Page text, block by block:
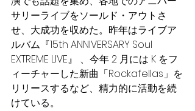
サリーライブをソールド・アウトさ
せ、⼤成功を収めた。昨年はライブア
ルバム『15th ANNIVERSARY Soul
EXTREME LIVE』 、今年 2 ⽉には K をフ
ィーチャーした新曲「Rockafellas」を
リリースするなど、精⼒的に活動を続
けている。